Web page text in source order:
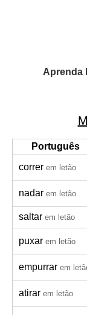
Aprenda
Português
correr em letão
nadar em letão
saltar em letão
puxar em letão
empurrar em
atirar em letão